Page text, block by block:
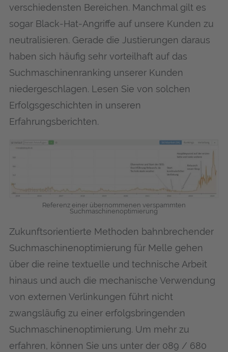
verschiedensten Bereichen. Manchmal gilt es
sogar Black-Hat-Angriffe auf unsere Kunden zu
neutralisieren. Gerade die Justierungen daraus
haben sich häufig sehr vorteilhaft auf das
Suchmaschinenranking unserer Kunden
niedergeschlagen. Lesen Sie von solchen
Erfolgsgeschichten in unseren
Erfahrungsberichten.
Referenz einer übernommenen verspammten
Suchmaschinenoptimierung
Zukunftsorientierte Methoden bahnbrechender
Suchmaschinenoptimierung für Mel­le gehen
über die reine textuelle und technische Arbeit
hinaus und auch die mechanische Verwendung
von externen Verlinkungen führt nicht
zwangsläufig zu einer erfolgsbringenden
Suchmaschinenoptimierung. Um mehr zu
erfahren, können Sie uns unter der 089 / 680